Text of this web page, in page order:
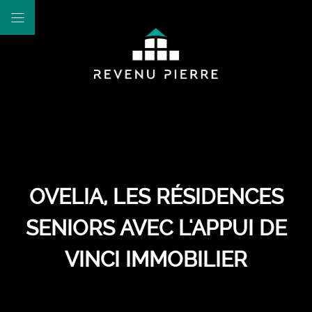
OVELIA, LES RÉSIDENCES
SENIORS AVEC L'APPUI DE
VINCI IMMOBILIER